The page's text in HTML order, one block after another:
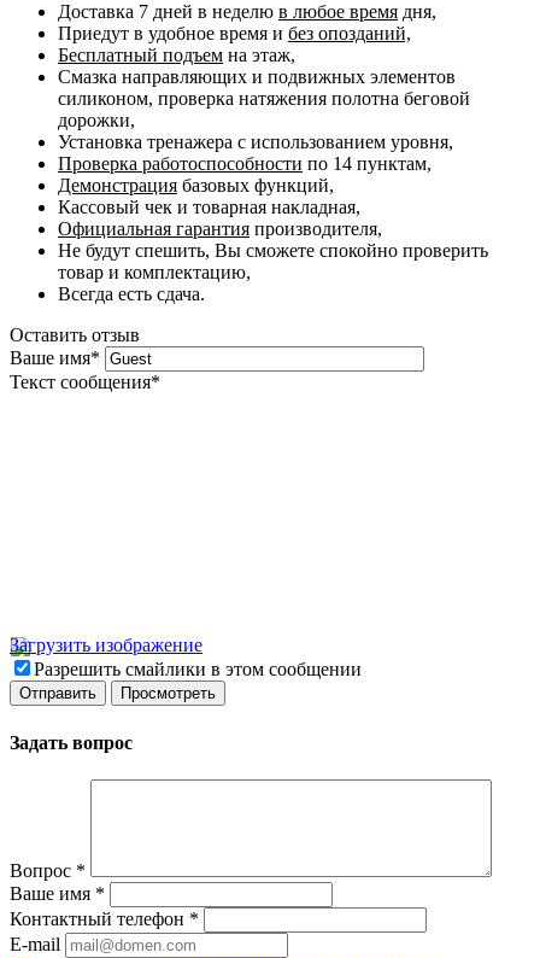
Доставка 7 дней в неделю в любое время дня,
Приедут в удобное время и без опозданий,
Бесплатный подъем на этаж,
Смазка направляющих и подвижных элементов
силиконом, проверка натяжения полотна беговой
дорожки,
Установка тренажера с использованием уровня,
Проверка работоспособности по 14 пунктам,
Демонстрация базовых функций,
Кассовый чек и товарная накладная,
Официальная гарантия производителя,
Не будут спешить, Вы сможете спокойно проверить
товар и комплектацию,
Всегда есть сдача.
Оставить отзыв
Ваше имя*
Текст сообщения*
Загрузить изображение
Разрешить смайлики в этом сообщении
Задать вопрос
Вопрос *
Ваше имя *
Контактный телефон *
E-mail